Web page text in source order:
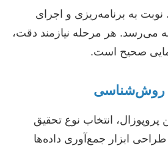
به برنامه‌ریزی و اجرای
می‌رسد. هر مرحله نیازمند دقت،
صحیح است.
روش‌شناسی
پروپوزال، انتخاب نوع تحقیق
ابزار جمع‌آوری داده‌ها